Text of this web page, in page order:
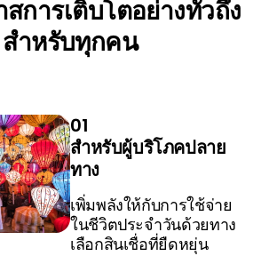
สการเติบโตอย่างทั่วถึง
สำหรับทุกคน
01
สำหรับผู้บริโภคปลาย
ทาง
เพิ่มพลังให้กับการใช้จ่าย
ในชีวิตประจำวันด้วยทาง
เลือกสินเชื่อที่ยืดหยุ่น